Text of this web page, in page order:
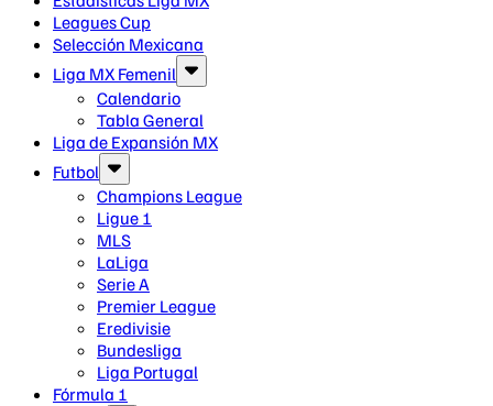
Leagues Cup
Selección Mexicana
Liga MX Femenil
Calendario
Tabla General
Liga de Expansión MX
Futbol
Champions League
Ligue 1
MLS
LaLiga
Serie A
Premier League
Eredivisie
Bundesliga
Liga Portugal
Fórmula 1